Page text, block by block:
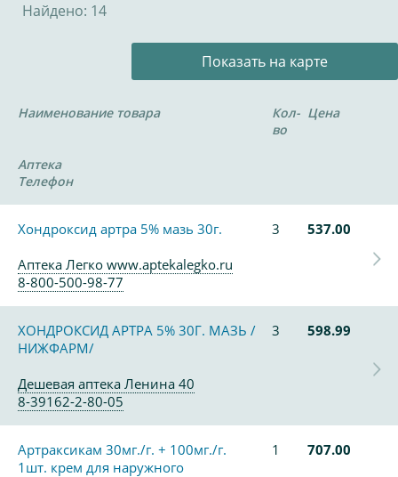
Найдено: 14
Показать на карте
Наименование товара
Кол-
во
Цена
Аптека
Телефон
Хондроксид артра 5% мазь 30г. 3
537.00
Аптека Легко www.aptekalegko.ru
8-800-500-98-77
ХОНДРОКСИД АРТРА 5% 30Г. МАЗЬ /
НИЖФАРМ/
3 598.99
Дешевая аптека Ленина 40
8-39162-2-80-05
Артраксикам 30мг./г. + 100мг./г.
1шт. крем для наружного
1 707.00